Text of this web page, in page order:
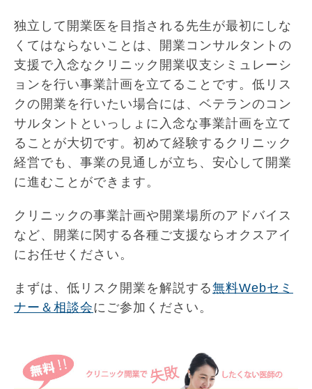
独立して開業医を目指される先生が最初にしな
くてはならないことは、開業コンサルタントの
支援で入念なクリニック開業収支シミュレーシ
ョンを行い事業計画を立てることです。低リス
クの開業を行いたい場合には、ベテランのコン
サルタントといっしょに入念な事業計画を立て
ることが大切です。初めて経験するクリニック
経営でも、事業の見通しが立ち、安心して開業
に進むことができます。
クリニックの事業計画や開業場所のアドバイス
など、開業に関する各種ご支援ならオクスアイ
にお任せください。
まずは、低リスク開業を解説する無料Webセミ
ナー＆相談会にご参加ください。